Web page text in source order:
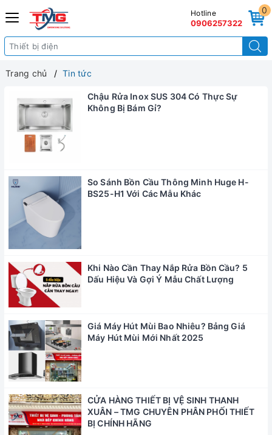
0
Hotline
0906257322
Trang chủ Tin tức
Chậu Rửa Inox SUS 304 Có Thực Sự
Không Bị Bám Gỉ?
So Sánh Bồn Cầu Thông Minh Huge H-
BS25-H1 Với Các Mẫu Khác
Khi Nào Cần Thay Nắp Rửa Bồn Cầu? 5
Dấu Hiệu Và Gợi Ý Mẫu Chất Lượng
Giá Máy Hút Mùi Bao Nhiêu? Bảng Giá
Máy Hút Mùi Mới Nhất 2025
CỬA HÀNG THIẾT BỊ VỆ SINH THANH
XUÂN – TMG CHUYÊN PHÂN PHỐI THIẾT
BỊ CHÍNH HÃNG